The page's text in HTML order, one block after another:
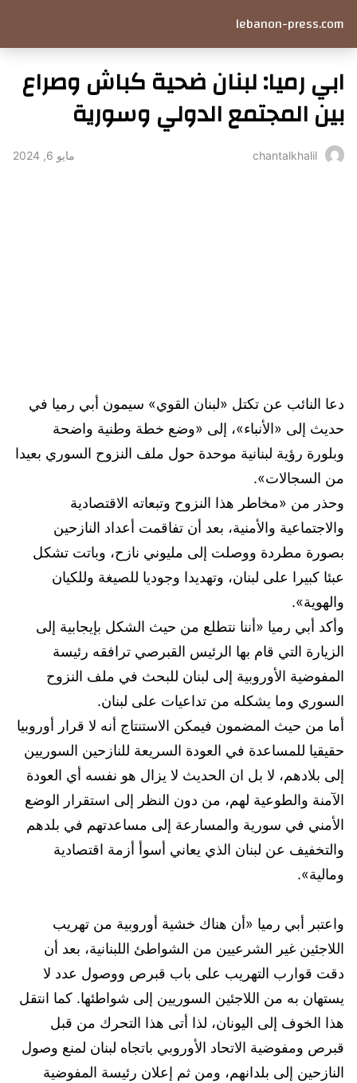
lebanon-press.com
ابي رميا: لبنان ضحية كباش وصراع
بين المجتمع الدولي وسورية
chantalkhalil مايو 6, 2024
دعا النائب عن تكتل «لبنان القوي» سيمون أبي رميا في
حديث إلى «الأنباء»، إلى «وضع خطة وطنية واضحة
وبلورة رؤية لبنانية موحدة حول ملف النزوح السوري بعيدا
من السجالات».
وحذر من «مخاطر هذا النزوح وتبعاته الاقتصادية
والاجتماعية والأمنية، بعد أن تفاقمت أعداد النازحين
بصورة مطردة ووصلت إلى مليوني نازح، وباتت تشكل
عبئا كبيرا على لبنان، وتهديدا وجوديا للصيغة وللكيان
والهوية».
وأكد أبي رميا «أننا نتطلع من حيث الشكل بإيجابية إلى
الزيارة التي قام بها الرئيس القبرصي ترافقه رئيسة
المفوضية الأوروبية إلى لبنان للبحث في ملف النزوح
السوري وما يشكله من تداعيات على لبنان.
أما من حيث المضمون فيمكن الاستنتاج أنه لا قرار أوروبيا
حقيقيا للمساعدة في العودة السريعة للنازحين السوريين
إلى بلادهم، لا بل ان الحديث لا يزال هو نفسه أي العودة
الآمنة والطوعية لهم، من دون النظر إلى استقرار الوضع
الأمني في سورية والمسارعة إلى مساعدتهم في بلدهم
والتخفيف عن لبنان الذي يعاني أسوأ أزمة اقتصادية
ومالية».
واعتبر أبي رميا «أن هناك خشية أوروبية من تهريب
اللاجئين غير الشرعيين من الشواطئ اللبنانية، بعد أن
دقت قوارب التهريب على باب قبرص ووصول عدد لا
يستهان به من اللاجئين السوريين إلى شواطئها. كما انتقل
هذا الخوف إلى اليونان، لذا أتى هذا التحرك من قبل
قبرص ومفوضية الاتحاد الأوروبي باتجاه لبنان لمنع وصول
النازحين إلى بلدانهم، ومن ثم إعلان رئيسة المفوضية